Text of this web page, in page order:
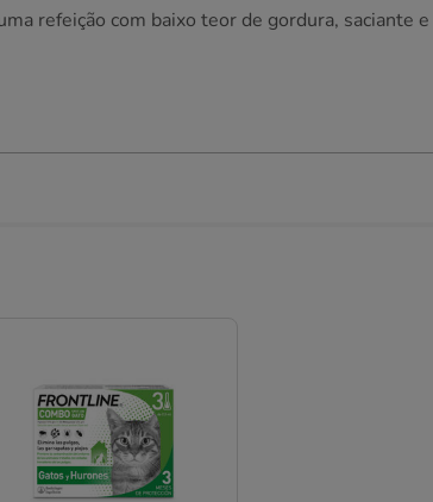
refeição com baixo teor de gordura, saciante e